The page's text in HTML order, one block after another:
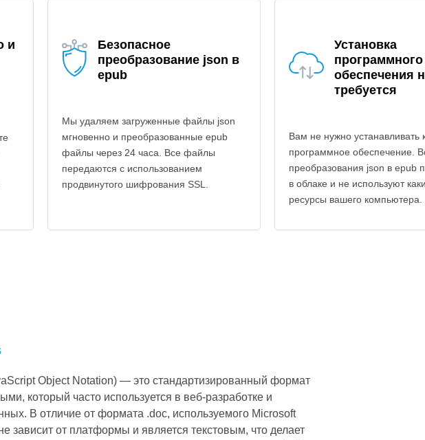
и
Безопасное
преобразование json в
epub
Мы удаляем загруженные файлы json
мгновенно и преобразованные epub
файлы через 24 часа. Все файлы
передаются с использованием
продвинутого шифрования SSL.
Установка
программного
обеспечения
требуется
Вам не нужно устанавливать
программное обеспечение.
преобразования json в epub
в облаке и не используют
ресурсы вашего компьютера.
Object Notation) — это стандартизированный формат
который часто используется в веб-разработке и
В отличие от формата .doc, используемого Microsoft
зависит от платформы и является текстовым, что делает